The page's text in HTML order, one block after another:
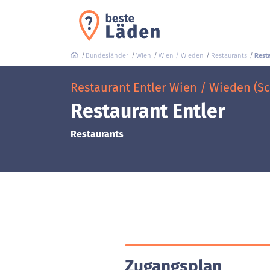
Bundesländer Wien Wien / Wieden Restaurants
Restaurant Entler Wien / Wieden
Restaurant Entler
Restaurants